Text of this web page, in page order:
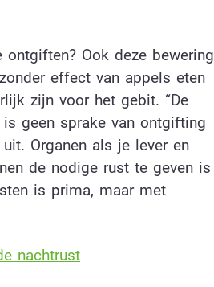
Ook deze bewering
effect van appels eten
zijn voor het gebit. “De
geen sprake van ontgifting
Organen als je lever en
de nodige rust te geven is
is prima, maar met
nachtrust